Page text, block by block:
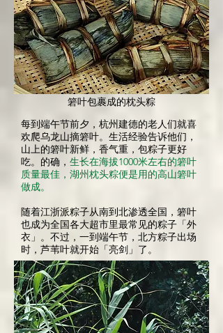
箬叶包裹成的枕头粽
每到端午节前夕，杭州建德的老人们就喜
欢爬乌龙山摘箬叶。生活经验告诉他们，
山上的箬叶新鲜，香气重，包粽子更好
吃。的确， 生长在海拔1000米左右的箬叶
质量最佳，湖州枕头粽便是用的高山箬叶
做成。
随着江浙派粽子从南到北渗透全国，箬叶
也成为全国各大超市里最常见的粽子「外
衣」。不过，一到端午节，北方粽子出场
时，芦苇叶就开始「亮剑」了。